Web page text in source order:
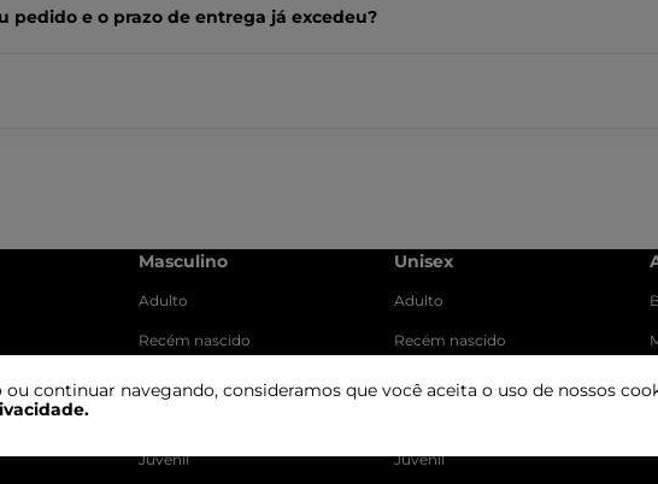
continuar navegando, consideramos que você aceita o uso de nossos
.
pedido e o prazo de entrega já excedeu?
Masculino
Adulto
Recém nascido
Juvenil
Unisex
Adulto
Recém nascido
Baby
Juvenil